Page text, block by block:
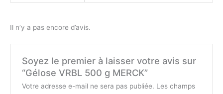
Il n’y a pas encore d’avis.
Soyez le premier à laisser votre avis sur
“Gélose VRBL 500 g MERCK”
Votre adresse e-mail ne sera pas publiée. Les champs